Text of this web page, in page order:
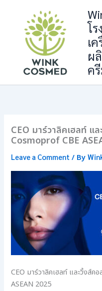
content
โ
เ
ผ
ค
CEO มาร์วาลิคเฮลท์ แ
Cosmoprof CBE
Leave a Comment / By
CEO มาร์วาลิคเฮลท์ และวิ้งส์
ASEAN 2025